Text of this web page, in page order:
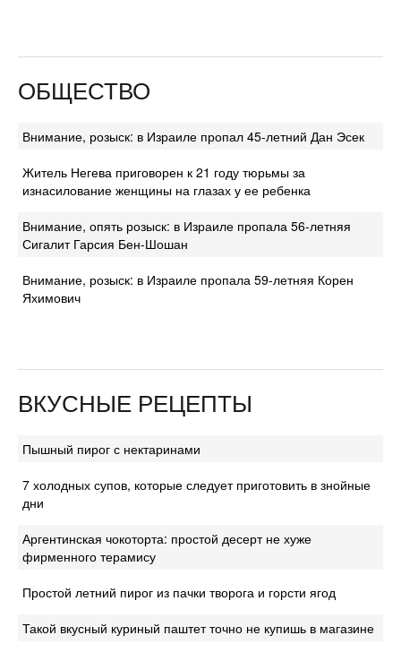
ОБЩЕСТВО
Внимание, розыск: в Израиле пропал 45-летний Дан Эсек
Житель Негева приговорен к 21 году тюрьмы за
изнасилование женщины на глазах у ее ребенка
Внимание, опять розыск: в Израиле пропала 56-летняя
Сигалит Гарсия Бен-Шошан
Внимание, розыск: в Израиле пропала 59-летняя Корен
Яхимович
ВКУСНЫЕ РЕЦЕПТЫ
Пышный пирог с нектаринами
7 холодных супов, которые следует приготовить в знойные
дни
Аргентинская чокоторта: простой десерт не хуже
фирменного терамису
Простой летний пирог из пачки творога и горсти ягод
Такой вкусный куриный паштет точно не купишь в магазине